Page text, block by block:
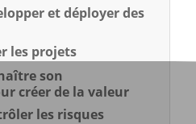
et déployer des
les projets
son
créer de la valeur
les risques